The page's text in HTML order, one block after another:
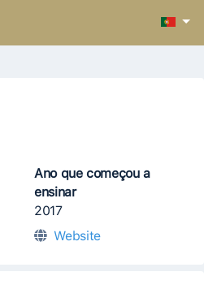
Ano que começou a
ensinar
2017
Website